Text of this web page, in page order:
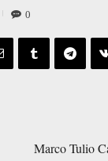
0
Marco Tulio